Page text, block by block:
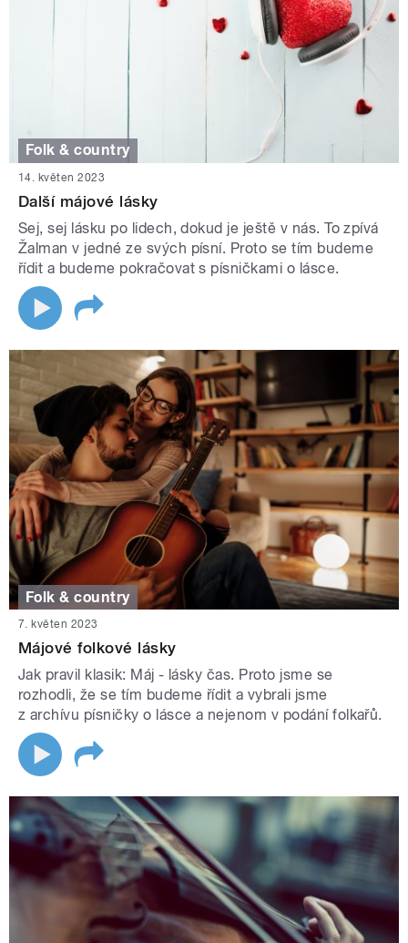
Folk & country
14. květen 2023
Další májové lásky
Sej, sej lásku po lidech, dokud je ještě v nás. To zpívá
Žalman v jedné ze svých písní. Proto se tím budeme
řídit a budeme pokračovat s písničkami o lásce.
Folk & country
7. květen 2023
Májové folkové lásky
Jak pravil klasik: Máj - lásky čas. Proto jsme se
rozhodli, že se tím budeme řídit a vybrali jsme
z archívu písničky o lásce a nejenom v podání folkařů.